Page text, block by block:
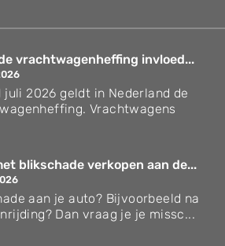
vrachtwagenheffing invloed...
juli 2026 geldt in Nederland de
Vrachtwagens
blikschade verkopen aan de...
aan je auto? Bijvoorbeeld na
Dan vraag je je missc...